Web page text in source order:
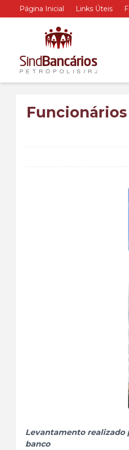
Página Inicial Links Úteis
Levantamento realizado
banco